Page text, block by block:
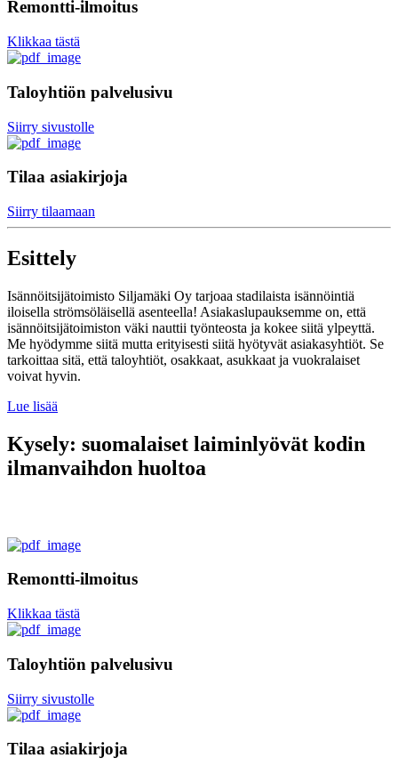
Remontti-ilmoitus
Klikkaa tästä
Taloyhtiön palvelusivu
Siirry sivustolle
Tilaa asiakirjoja
Siirry tilaamaan
Esittely
Isännöitsijätoimisto Siljamäki Oy tarjoaa stadilaista isännöintiä
iloisella strömsöläisellä asenteella! Asiakaslupauksemme on, että
isännöitsijätoimiston väki nauttii työnteosta ja kokee siitä ylpeyttä.
Me hyödymme siitä mutta erityisesti siitä hyötyvät asiakasyhtiöt. Se
tarkoittaa sitä, että taloyhtiöt, osakkaat, asukkaat ja vuokralaiset
voivat hyvin.
Lue lisää
Kysely: suomalaiset laiminlyövät kodin
ilmanvaihdon huoltoa
Remontti-ilmoitus
Klikkaa tästä
Taloyhtiön palvelusivu
Siirry sivustolle
Tilaa asiakirjoja